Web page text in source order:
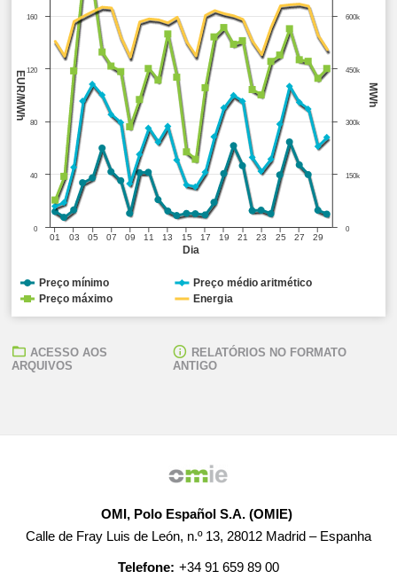
Dia
MWh
EUR/MWh
01 07 13 19 25
03 05 09 11 15 17 21 23 27 29
0
150k
300k
450k
600k
0
40
80
120
160
Preço mínimo
Preço médio aritmético
Preço máximo
Energia
ACESSO AOS
ARQUIVOS
RELATÓRIOS NO FORMATO
ANTIGO
OMI, Polo Español S.A. (OMIE)
Calle de Fray Luis de León, n.º 13, 28012 Madrid – Espanha
Telefone: +34 91 659 89 00